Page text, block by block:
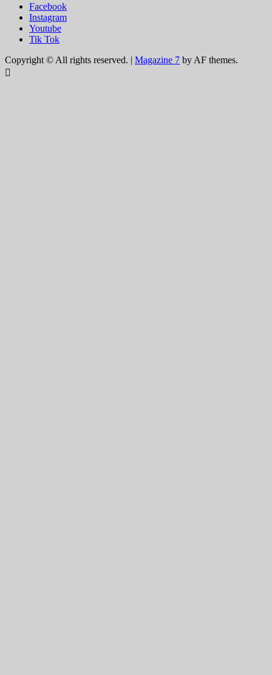
Facebook
Instagram
Youtube
Tik Tok
Copyright © All rights reserved. | Magazine 7 by AF themes.